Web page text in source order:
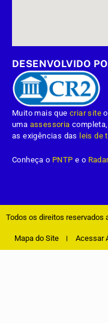
DESENVOLVIDO
Muito mais quecriar site
uma assessoria
as exigências das leis de
Conheça o PNTP e o
Todos os direitos reservados
Mapa do Site Acessar